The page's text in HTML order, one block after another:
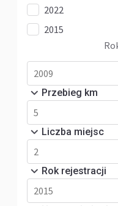
2022
2015
Przebieg km
Liczba miejsc
Rok rejestracji